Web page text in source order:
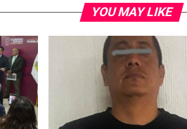
YOU MAY LIKE